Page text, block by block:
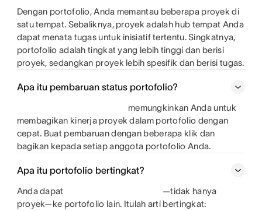
Dengan portofolio, Anda memantau beberapa proyek di
satu tempat. Sebaliknya, proyek adalah hub tempat Anda
dapat menata tugas untuk inisiatif tertentu. Singkatnya,
portofolio adalah tingkat yang lebih tinggi dan berisi
proyek, sedangkan proyek lebih spesifik dan berisi tugas.
Apa itu pembaruan status portofolio?
memungkinkan Anda untuk
membagikan kinerja proyek dalam portofolio dengan
cepat. Buat pembaruan dengan beberapa klik dan
bagikan kepada setiap anggota portofolio Anda.
Apa itu portofolio bertingkat?
Anda dapat
—tidak hanya
proyek—ke portofolio lain. Itulah arti bertingkat: